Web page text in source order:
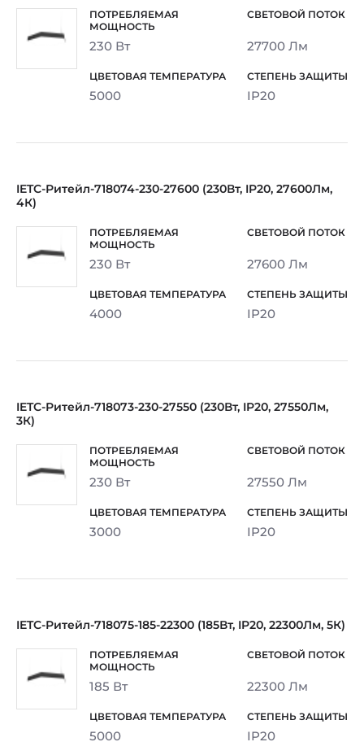
230 Вт 27700 Лм
5000 IP20
IETC-Ритейл-718074-230-27600 (230Вт, IP20, 27600Лм,
4К)
230 Вт 27600 Лм
4000 IP20
IETC-Ритейл-718073-230-27550 (230Вт, IP20, 27550Лм,
3К)
230 Вт 27550 Лм
3000 IP20
IETC-Ритейл-718075-185-22300 (185Вт, IP20, 22300Лм, 5К)
185 Вт 22300 Лм
5000 IP20